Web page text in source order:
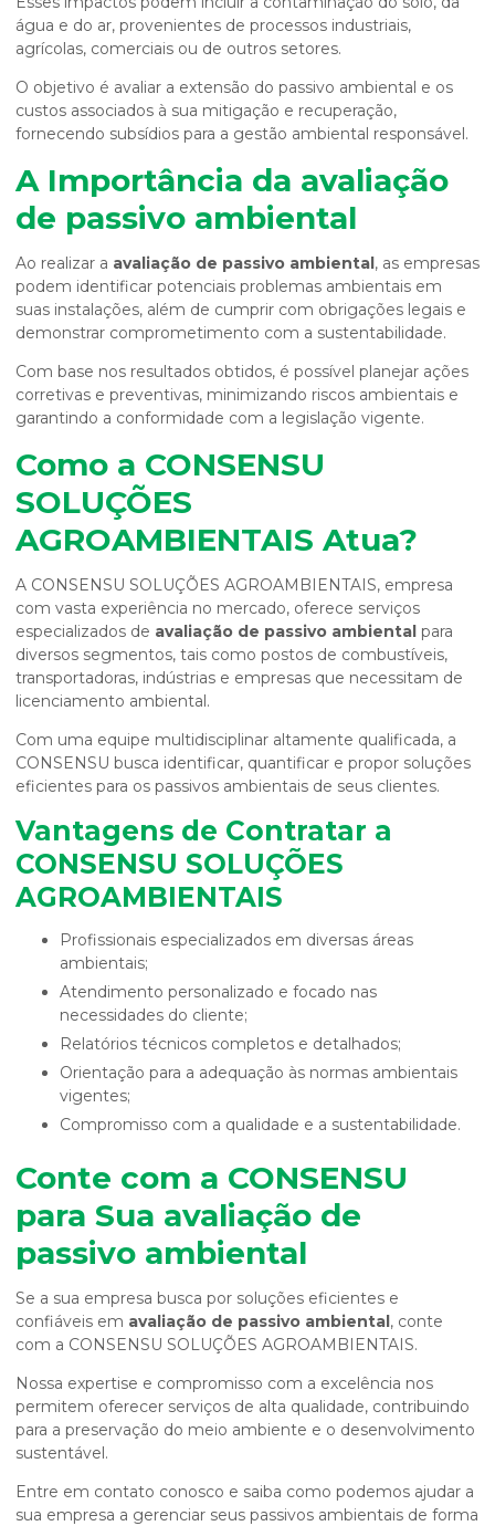
água e do ar, provenientes de processos industriais,
agrícolas, comerciais ou de outros setores.
O objetivo é avaliar a extensão do passivo ambiental e os
custos associados à sua mitigação e recuperação,
fornecendo subsídios para a gestão ambiental responsável.
A Importância da avaliação
de passivo ambiental
Ao realizar a avaliação de passivo ambiental, as empresas
podem identificar potenciais problemas ambientais em
suas instalações, além de cumprir com obrigações legais e
demonstrar comprometimento com a sustentabilidade.
Com base nos resultados obtidos, é possível planejar ações
corretivas e preventivas, minimizando riscos ambientais e
garantindo a conformidade com a legislação vigente.
Como a CONSENSU
SOLUÇÕES
AGROAMBIENTAIS Atua?
A CONSENSU SOLUÇÕES AGROAMBIENTAIS, empresa
com vasta experiência no mercado, oferece serviços
especializados de avaliação de passivo ambiental para
diversos segmentos, tais como postos de combustíveis,
transportadoras, indústrias e empresas que necessitam de
licenciamento ambiental.
Com uma equipe multidisciplinar altamente qualificada, a
CONSENSU busca identificar, quantificar e propor soluções
eficientes para os passivos ambientais de seus clientes.
Vantagens de Contratar a
CONSENSU SOLUÇÕES
AGROAMBIENTAIS
Profissionais especializados em diversas áreas
ambientais;
Atendimento personalizado e focado nas
necessidades do cliente;
Relatórios técnicos completos e detalhados;
Orientação para a adequação às normas ambientais
vigentes;
Compromisso com a qualidade e a sustentabilidade.
Conte com a CONSENSU
para Sua avaliação de
passivo ambiental
Se a sua empresa busca por soluções eficientes e
confiáveis em avaliação de passivo ambiental, conte
com a CONSENSU SOLUÇÕES AGROAMBIENTAIS.
Nossa expertise e compromisso com a excelência nos
permitem oferecer serviços de alta qualidade, contribuindo
para a preservação do meio ambiente e o desenvolvimento
sustentável.
Entre em contato conosco e saiba como podemos ajudar a
sua empresa a gerenciar seus passivos ambientais de forma